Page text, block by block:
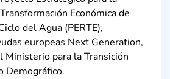
Económica de
del Agua (PERTE),
europeas Next Generation,
Ministerio para la Transición
Demográfico.